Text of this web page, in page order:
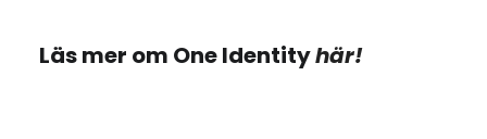
Läs mer om One Identityhär!